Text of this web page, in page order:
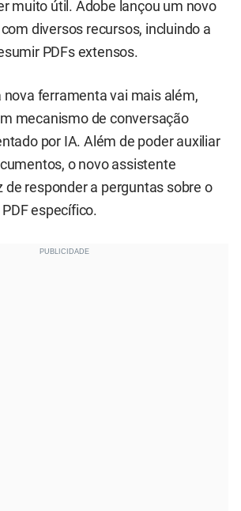
muito útil. Adobe lançou um novo
diversos recursos, incluindo a
PDFs extensos.
nova ferramenta vai mais além,
mecanismo de conversação
por IA. Além de poder auxiliar
o novo assistente
de responder a perguntas sobre o
específico.